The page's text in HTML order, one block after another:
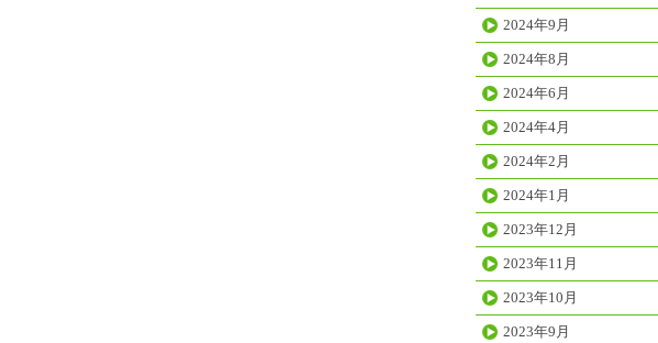
2024年9月
2024年8月
2024年6月
2024年4月
2024年2月
2024年1月
2023年12月
2023年11月
2023年10月
2023年9月